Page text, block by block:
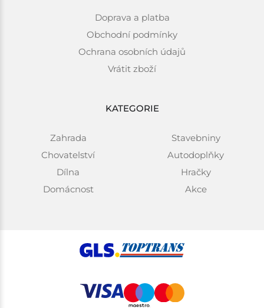
Doprava a platba
Obchodní podmínky
Ochrana osobních údajů
Vrátit zboží
KATEGORIE
Zahrada
Chovatelství
Dílna
Domácnost
Stavebniny
Autodoplňky
Hračky
Akce